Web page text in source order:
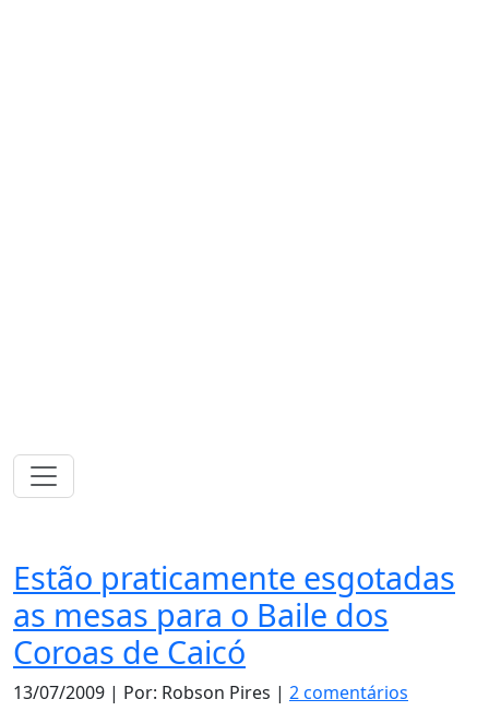
Estão praticamente esgotadas
as mesas para o Baile dos
Coroas de Caicó
13/07/2009 | Por: Robson Pires | 2 comentários